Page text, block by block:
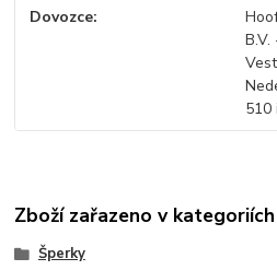
Dovozce
510
Zboží zařazeno v kategoriích
Šperky